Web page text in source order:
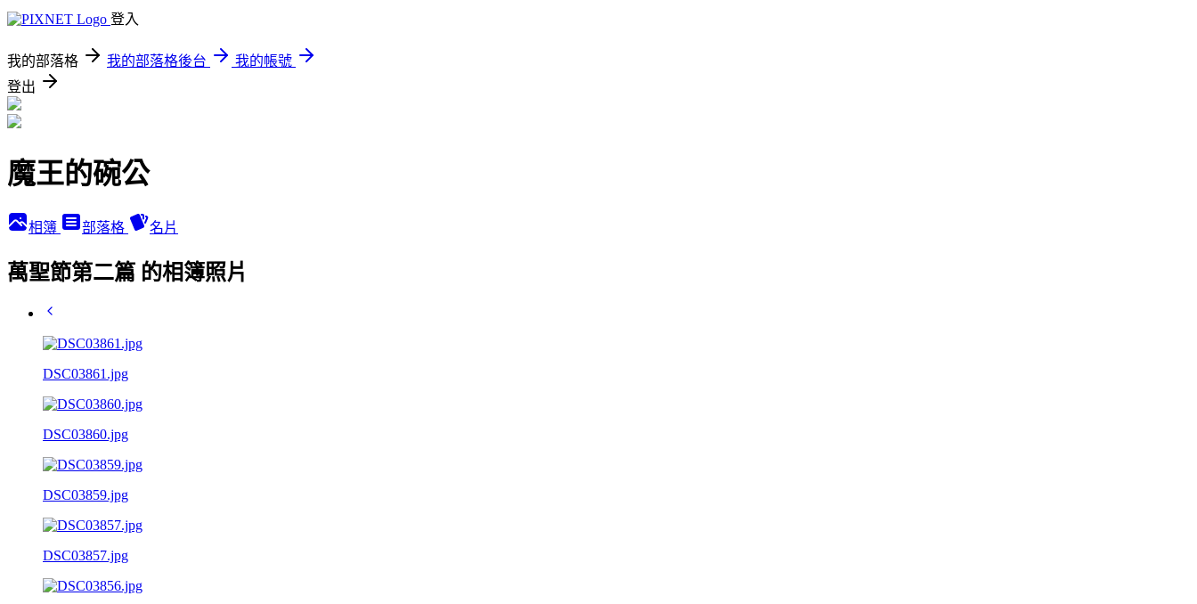
登入
我的部落格 我的部落格後台
我的帳號
登出
魔王的碗公
相簿 部落格 名片
萬聖節第二篇 的相簿照片
DSC03861.jpg
DSC03860.jpg
DSC03859.jpg
DSC03857.jpg